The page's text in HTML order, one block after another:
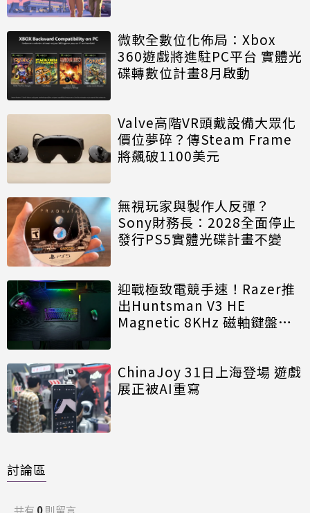
微軟全數位化佈局：Xbox
360遊戲將進駐PC平台 實體光
碟轉數位計畫8月啟動
Valve高階VR頭戴設備大眾化
價位夢碎？傳Steam Frame
將飆破1100美元
無視玩家與製作人反彈？
Sony財務長：2028全面停止
發行PS5實體光碟計畫不變
迎戰極致電競手速！Razer推
出Huntsman V3 HE
Magnetic 8KHz 磁軸鍵盤效
ChinaJoy 31日上海登場 遊戲
展正被AI重寫
討論區